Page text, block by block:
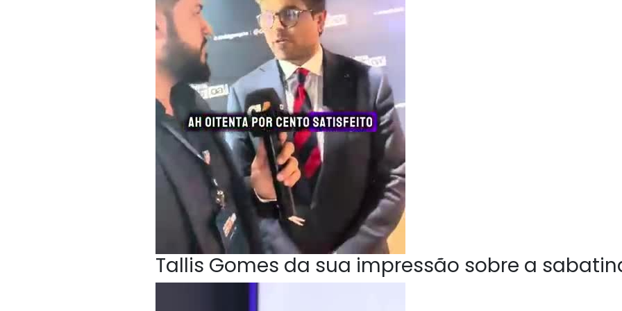
Tallis Gomes da sua impressão sobre a